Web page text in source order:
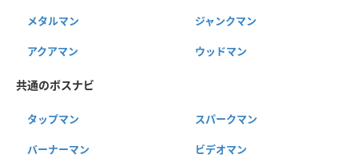
メタルマン ジャンクマン
アクアマン ウッドマン
共通のボスナビ
タップマン スパークマン
バーナーマン ビデオマン